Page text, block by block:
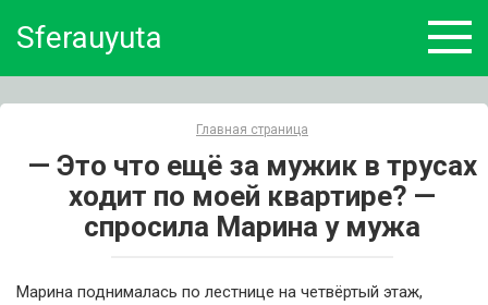
Sferauyuta
Главная страница
— Это что ещё за мужик в трусах
ходит по моей квартире? —
спросила Марина у мужа
Марина поднималась по лестнице на четвёртый этаж,